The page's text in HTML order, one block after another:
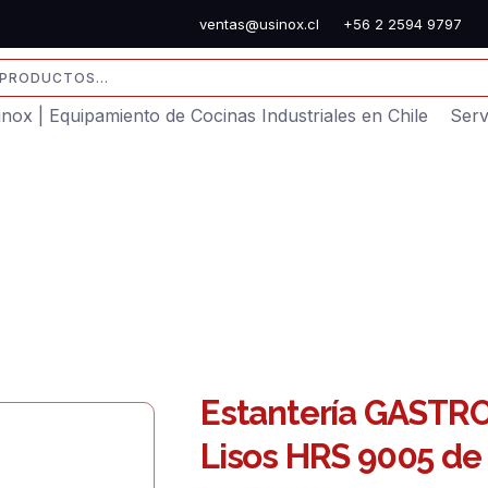
ventas@usinox.cl +56 2 2594 9797
| Equipamiento de Cocinas Industriales en Chile
Estantería
Lisos HRS 9005